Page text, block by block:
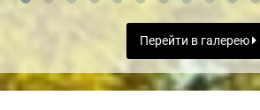
Перейти в галерею